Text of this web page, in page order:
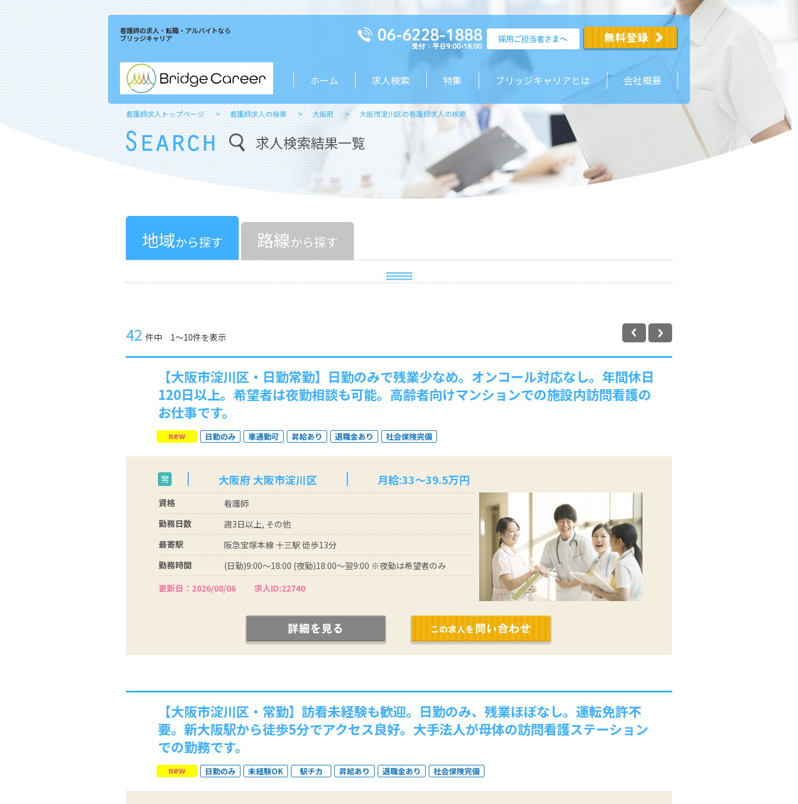
看護師の求人・転職・アルバイトなら
ブリッジキャリア
ホーム 求人検索 特集 ブリッジキャリアとは 会社概要
看護師求人トップページ 看護師求人の検索 大阪府 大阪市淀川区の看護師求人の検索
求人検索結果一覧
地域から探す 路線から探す
42 件中 1〜10件を表示
【大阪市淀川区・日勤常勤】日勤のみで残業少なめ。オンコール対応なし。年間休日
120日以上。希望者は夜勤相談も可能。高齢者向けマンションでの施設内訪問看護の
お仕事です。
new 日勤のみ 車通勤可 昇給あり 退職金あり 社会保険完備
常 大阪府 大阪市淀川区 月給:33～39.5万円
資格
看護師
勤務日数
週3日以上, その他
最寄駅
阪急宝塚本線 十三駅 徒歩13分
勤務時間
(日勤)9:00～18:00 (夜勤)18:00～翌9:00 ※夜勤は希望者のみ
更新日：2026/08/06
求人ID:22740
【大阪市淀川区・常勤】訪看未経験も歓迎。日勤のみ、残業ほぼなし。運転免許不
要。新大阪駅から徒歩5分でアクセス良好。大手法人が母体の訪問看護ステーション
での勤務です。
new 日勤のみ 未経験OK 駅チカ 昇給あり 退職金あり 社会保険完備